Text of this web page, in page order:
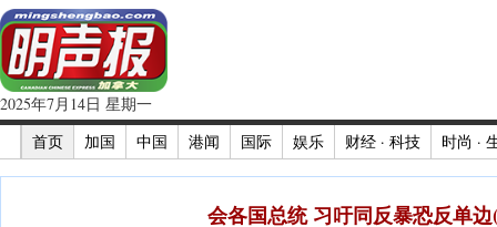
2025年7月14日 星期一
首页
加国 中国 港闻 国际 娱乐 财经 · 科技 时尚 ·
会各国总统 习吁同反暴恐反单